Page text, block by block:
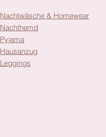
Nachtwäsche & Homewear
Nachthemd
Pyjama
Hausanzug
Leggings